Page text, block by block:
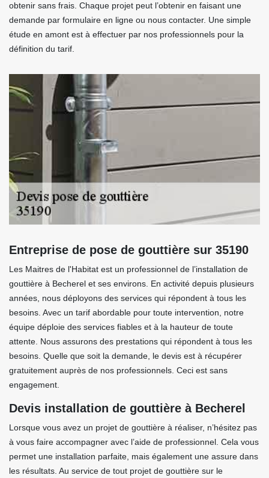
obtenir sans frais. Chaque projet peut l’obtenir en faisant une
demande par formulaire en ligne ou nous contacter. Une simple
étude en amont est à effectuer par nos professionnels pour la
définition du tarif.
Entreprise de pose de gouttière sur 35190
Les Maitres de l'Habitat est un professionnel de l’installation de
gouttière à Becherel et ses environs. En activité depuis plusieurs
années, nous déployons des services qui répondent à tous les
besoins. Avec un tarif abordable pour toute intervention, notre
équipe déploie des services fiables et à la hauteur de toute
attente. Nous assurons des prestations qui répondent à tous les
besoins. Quelle que soit la demande, le devis est à récupérer
gratuitement auprès de nos professionnels. Ceci est sans
engagement.
Devis installation de gouttière à Becherel
Lorsque vous avez un projet de gouttière à réaliser, n’hésitez pas
à vous faire accompagner avec l’aide de professionnel. Cela vous
permet une installation parfaite, mais également une assure dans
les résultats. Au service de tout projet de gouttière sur le